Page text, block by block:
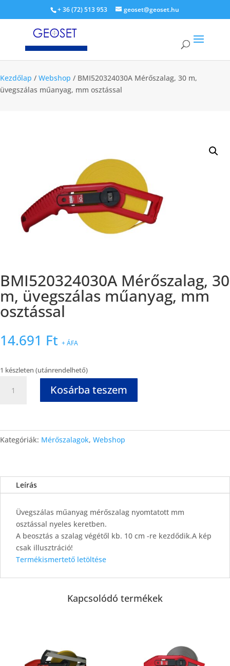
+ 36 (72) 513 953 geoset@geoset.hu
Kezdőlap / Webshop / BMI520324030A Mérőszalag, 30 m,
üvegszálas műanyag, mm osztással
BMI520324030A Mérőszalag, 30
m, üvegszálas műanyag, mm
osztással
14.691 Ft + ÁFA
1 készleten (utánrendelhető)
Kosárba teszem
Kategóriák: Mérőszalagok, Webshop
Leírás
Üvegszálas műanyag mérőszalag nyomtatott mm
osztással nyeles keretben.
A beosztás a szalag végétől kb. 10 cm -re kezdődik.A kép
csak illusztráció!
Termékismertető letöltése
Kapcsolódó termékek